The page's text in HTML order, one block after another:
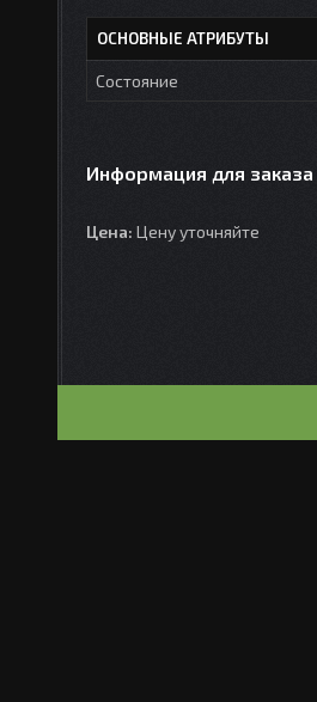
ОСНОВНЫЕ АТРИБУТЫ
Состояние
Информация для заказа
Цена: Цену уточняйте